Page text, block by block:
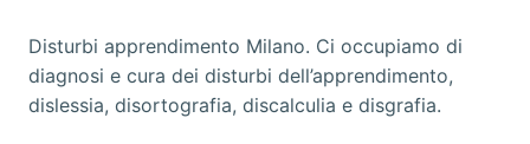
Disturbi apprendimento Milano. Ci occupiamo di
diagnosi e cura dei disturbi dell’apprendimento,
dislessia, disortografia, discalculia e disgrafia.